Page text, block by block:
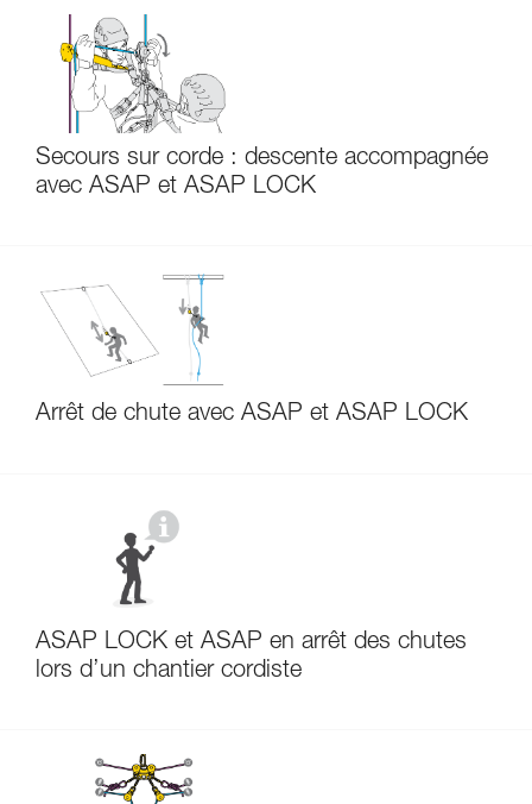
Secours sur corde : descente accompagnée
avec ASAP et ASAP LOCK
Arrêt de chute avec ASAP et ASAP LOCK
ASAP LOCK et ASAP en arrêt des chutes
lors d’un chantier cordiste